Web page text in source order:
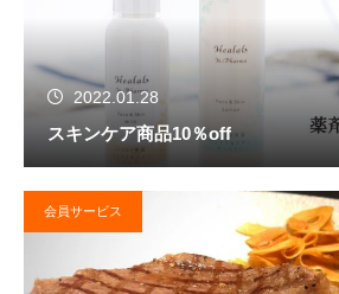
2022.01.28
スキンケア商品10％off
会員サービス